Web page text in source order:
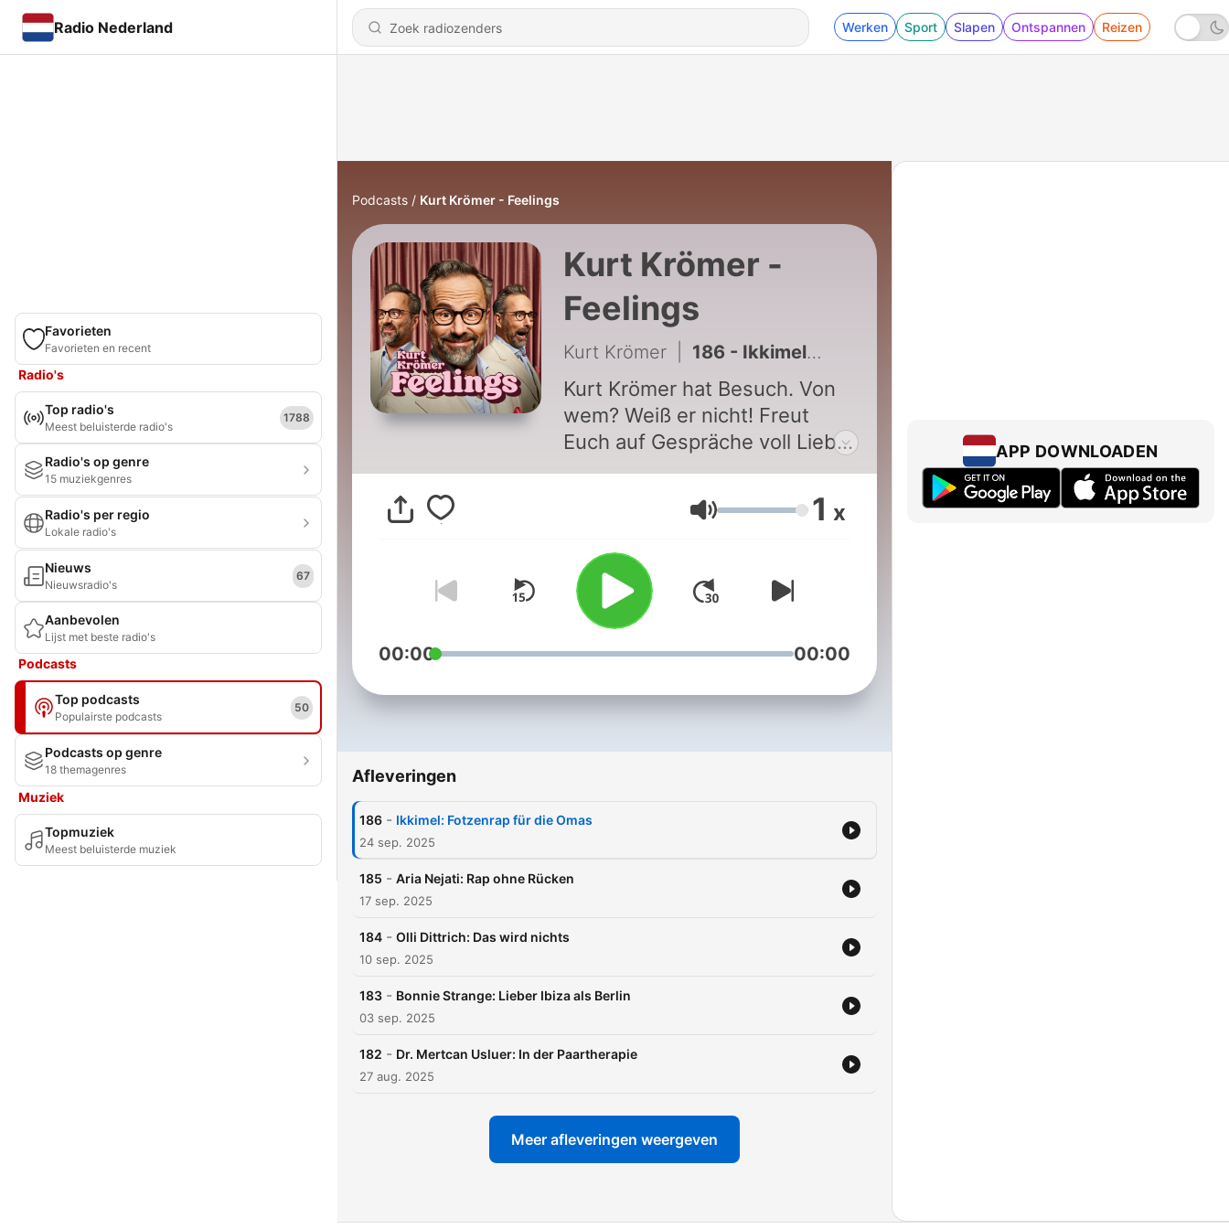
Radio Nederland Werken Sport Slapen Ontspannen Reizen
Favorieten
Favorieten en recent
Radio's
Top radio's
Meest beluisterde radio's
1788
Radio's op genre
15 muziekgenres
Radio's per regio
Lokale radio's
Nieuws
Nieuwsradio's
67
Aanbevolen
Lijst met beste radio's
Podcasts
Top podcasts
Populairste podcasts
50
Podcasts op genre
18 themagenres
Muziek
Topmuziek
Meest beluisterde muziek
Podcasts Kurt Krömer - Feelings
Kurt Krömer -
Feelings
Kurt Krömer 186 - Ikkimel: Fotzenrap für die Omas
Kurt Krömer hat Besuch. Von
wem? Weiß er nicht! Freut
Euch auf Gespräche voll Liebe
und Erwartungen, Hoffnung
und Befürchtungen. Das Leben
ist reine Gefühlssache.
Herzlich Willkommen bei: Kurt
Krömer – Feelings! Neue
Folgen erscheinen immer am
Donnerstag. Dieser Podcast ist
eine Produktion von Song
Volume 1 x
00:00 00:00
Afleveringen
186 - Ikkimel: Fotzenrap für die Omas
24 sep. 2025
185 - Aria Nejati: Rap ohne Rücken
17 sep. 2025
184 - Olli Dittrich: Das wird nichts
10 sep. 2025
183 - Bonnie Strange: Lieber Ibiza als Berlin
03 sep. 2025
182 - Dr. Mertcan Usluer: In der Paartherapie
27 aug. 2025
Meer afleveringen weergeven
APP DOWNLOADEN